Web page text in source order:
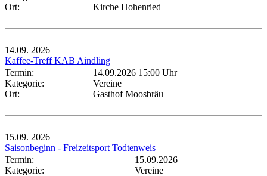
Ort:
Kirche Hohenried
14.09. 2026
Kaffee-Treff KAB Aindling
Termin:
14.09.2026 15:00 Uhr
Kategorie:
Vereine
Ort:
Gasthof Moosbräu
15.09. 2026
Saisonbeginn - Freizeitsport Todtenweis
Termin:
15.09.2026
Kategorie:
Vereine